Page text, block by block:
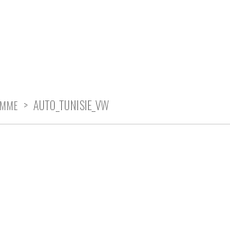
> AUTO_TUNISIE_VW